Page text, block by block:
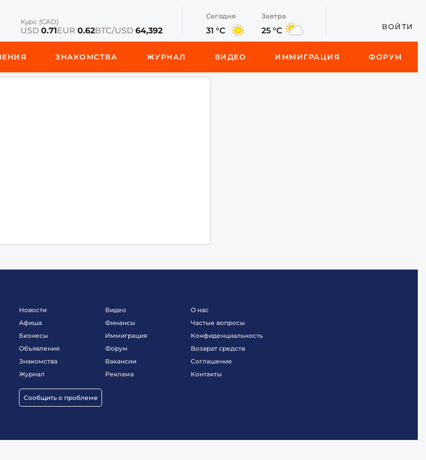
Курс (CAD)
USD0.71EUR0.62BTC/USD64,392
Сегодня
31 °C
Завтра
25 °C ВОЙТИ
ЗНАКОМСТВА ЖУРНАЛ ВИДЕО ИММИГРАЦИЯ ФОРУМ
Новости
Афиша
Бизнесы
Объявления
Знакомства
Журнал
Сообщить о проблеме
Видео
Финансы
Иммиграция
Форум
Вакансии
Реклама
О нас
Частые вопросы
Конфиденциальность
Возврат средств
Соглашение
Контакты